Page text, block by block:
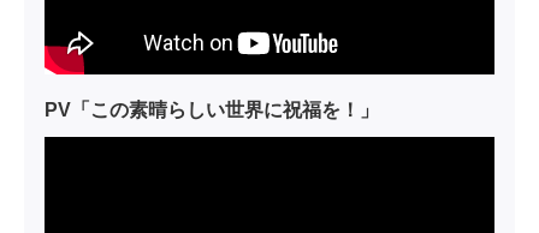
PV「この素晴らしい世界に祝福を！」